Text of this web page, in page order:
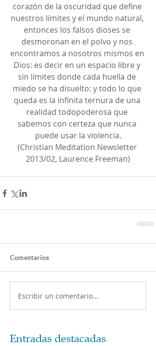
corazón de la oscuridad que define
nuestros límites y el mundo natural,
entonces los falsos dioses se
desmoronan en el polvo y nos
encontramos a nosotros mismos en
Dios: es decir en un espacio libre y
sin límites donde cada huella de
miedo se ha disuelto: y todo lo que
queda es la infinita ternura de una
realidad todopoderosa que
sabemos con certeza que nunca
puede usar la violencia.
(Christian Meditation Newsletter
2013/02, Laurence Freeman)
Comentarios
Escribir un comentario...
Entradas destacadas